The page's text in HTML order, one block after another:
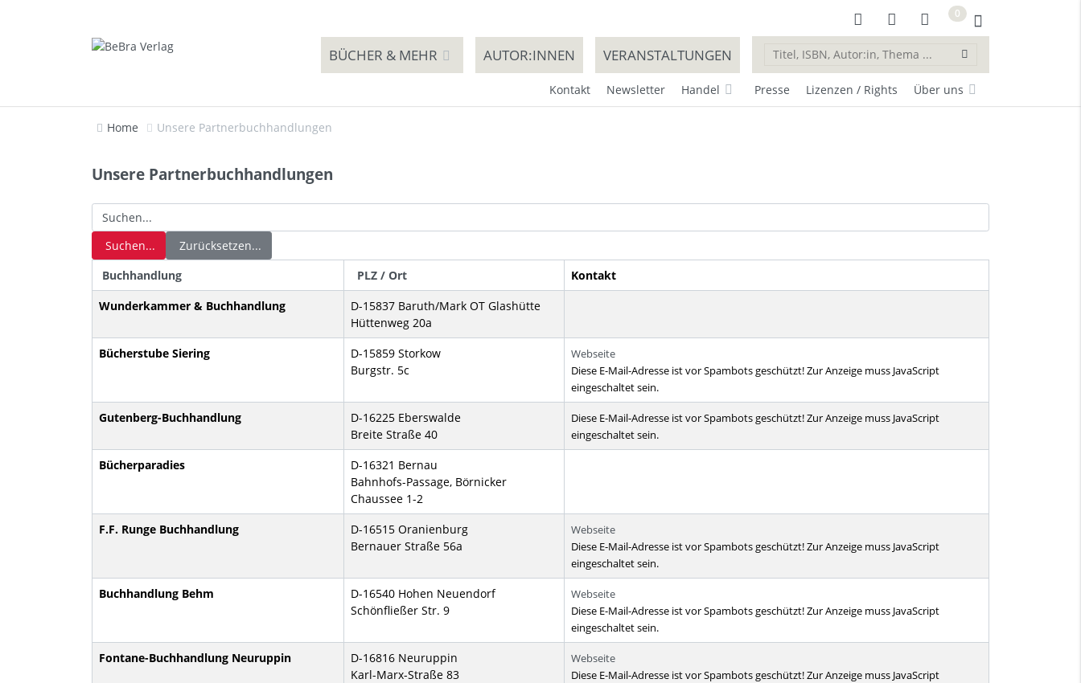
0
BÜCHER & MEHR AUTOR:INNEN VERANSTALTUNGEN
Kontakt Newsletter Handel Presse Lizenzen / Rights Über uns
Home Unsere Partnerbuchhandlungen
Unsere Partnerbuchhandlungen
Suchen...
Zurücksetzen...
Buchhandlung
PLZ / Ort
Kontakt
Wunderkammer & Buchhandlung
D-15837 Baruth/Mark OT Glashütte
Hüttenweg 20a
Bücherstube Siering
D-15859 Storkow
Burgstr. 5c
Webseite
Diese E-Mail-Adresse ist vor Spambots geschützt! Zur Anzeige muss JavaScript
eingeschaltet sein.
Gutenberg-Buchhandlung
D-16225 Eberswalde
Breite Straße 40
Diese E-Mail-Adresse ist vor Spambots geschützt! Zur Anzeige muss JavaScript
eingeschaltet sein.
Bücherparadies
D-16321 Bernau
Bahnhofs-Passage, Börnicker
Chaussee 1-2
F.F. Runge Buchhandlung
D-16515 Oranienburg
Bernauer Straße 56a
Webseite
Diese E-Mail-Adresse ist vor Spambots geschützt! Zur Anzeige muss JavaScript
eingeschaltet sein.
Buchhandlung Behm
D-16540 Hohen Neuendorf
Schönfließer Str. 9
Webseite
Diese E-Mail-Adresse ist vor Spambots geschützt! Zur Anzeige muss JavaScript
eingeschaltet sein.
Fontane-Buchhandlung Neuruppin
D-16816 Neuruppin
Karl-Marx-Straße 83
Webseite
Diese E-Mail-Adresse ist vor Spambots geschützt! Zur Anzeige muss JavaScript